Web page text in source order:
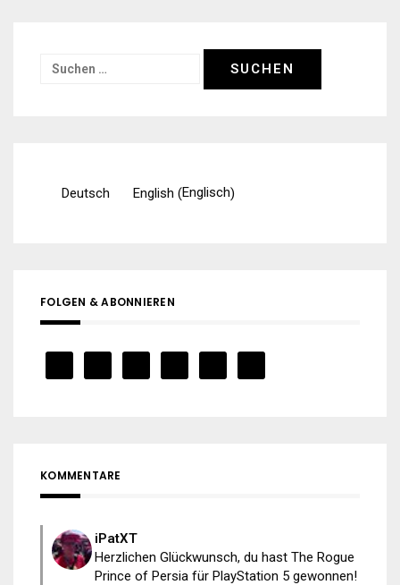
Suchen
Deutsch English (Englisch)
FOLGEN & ABONNIEREN
KOMMENTARE
iPatXT
Herzlichen Glückwunsch, du hast The Rogue
Prince of Persia für PlayStation 5 gewonnen!